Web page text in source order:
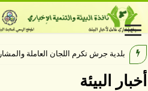
بلدية جرش تكرم اللجان العاملة
أخبار البيئة